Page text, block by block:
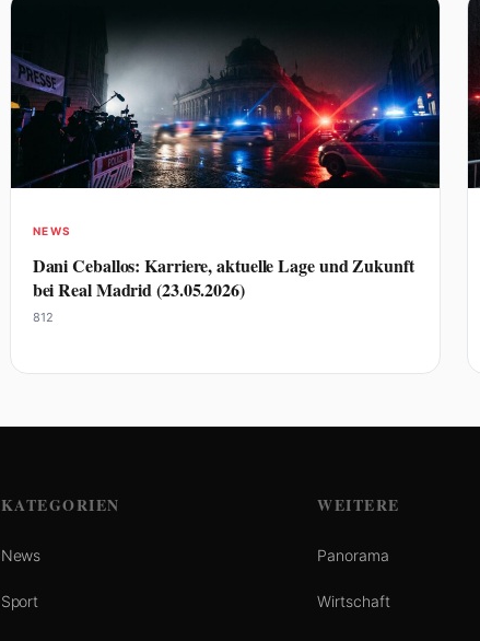
NEWS
Dani Ceballos: Karriere, aktuelle Lage und Zukunft
bei Real Madrid (23.05.2026)
812
KATEGORIEN
News
Sport
WEITERE
Panorama
Wirtschaft